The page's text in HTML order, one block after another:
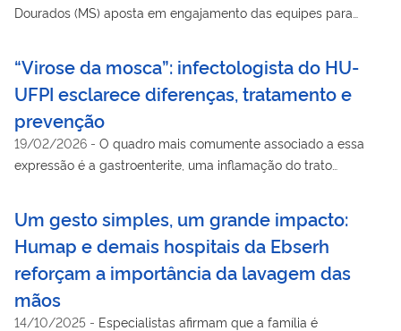
Dourados (MS) aposta em engajamento das equipes para
“Virose da mosca”: infectologista do HU-
UFPI esclarece diferenças, tratamento e
prevenção
19/02/2026 - O quadro mais comumente associado a essa
expressão é a gastroenterite, uma inflamação do trato
Um gesto simples, um grande impacto:
Humap e demais hospitais da Ebserh
reforçam a importância da lavagem das
mãos
14/10/2025 - Especialistas afirmam que a família é